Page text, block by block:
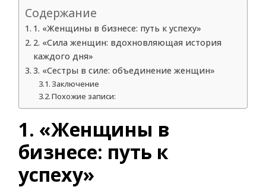
Содержание
1. «Женщины в бизнесе: путь к успеху»
2. «Сила женщин: вдохновляющая история
каждого дня»
3. «Сестры в силе: объединение женщин»
Заключение
Похожие записи:
1. «Женщины в
бизнесе: путь к
успеху»